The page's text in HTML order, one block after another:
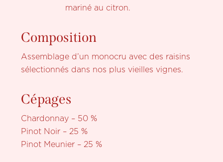
Composition
Assemblage d’un monocru avec des raisins
sélectionnés dans nos plus vieilles vignes.
Cépages
Chardonnay – 50 %
Pinot Noir – 25 %
Pinot Meunier – 25 %
mariné au citron.